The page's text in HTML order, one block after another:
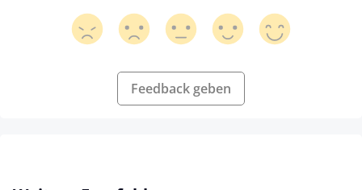
Feedback geben